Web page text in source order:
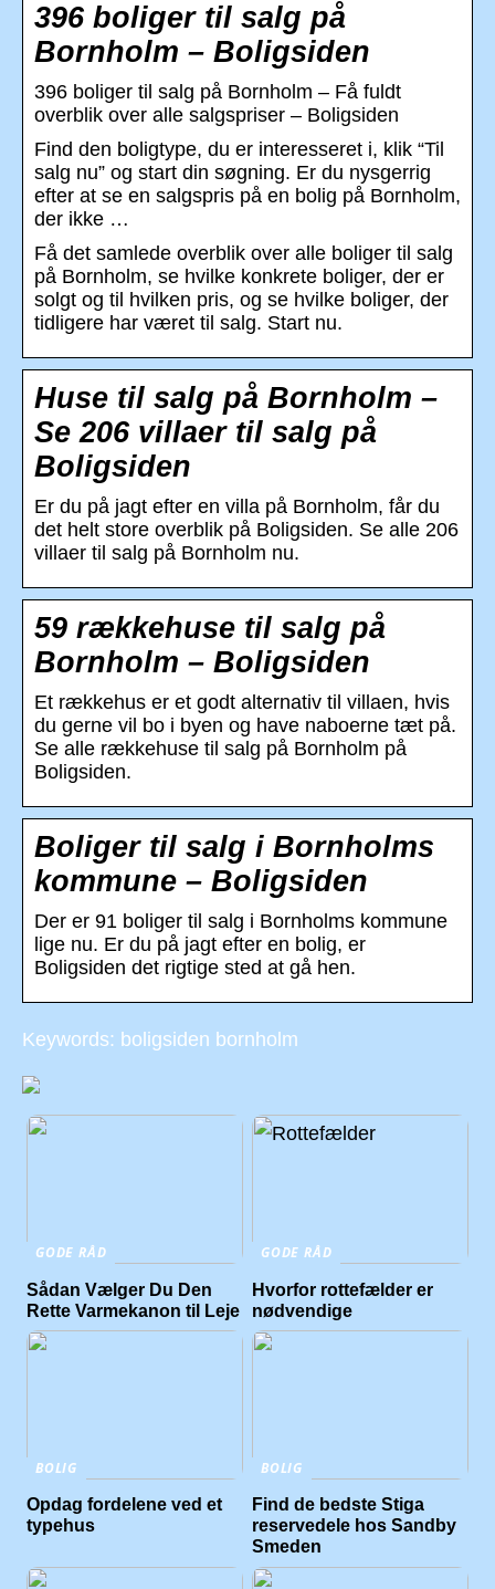
396 boliger til salg på
Bornholm – Boligsiden
396 boliger til salg på Bornholm – Få fuldt
overblik over alle salgspriser – Boligsiden
Find den boligtype, du er interesseret i, klik “Til
salg nu” og start din søgning. Er du nysgerrig
efter at se en salgspris på en bolig på Bornholm,
der ikke …
Få det samlede overblik over alle boliger til salg
på Bornholm, se hvilke konkrete boliger, der er
solgt og til hvilken pris, og se hvilke boliger, der
tidligere har været til salg. Start nu.
Huse til salg på Bornholm –
Se 206 villaer til salg på
Boligsiden
Er du på jagt efter en villa på Bornholm, får du
det helt store overblik på Boligsiden. Se alle 206
villaer til salg på Bornholm nu.
59 rækkehuse til salg på
Bornholm – Boligsiden
Et rækkehus er et godt alternativ til villaen, hvis
du gerne vil bo i byen og have naboerne tæt på.
Se alle rækkehuse til salg på Bornholm på
Boligsiden.
Boliger til salg i Bornholms
kommune – Boligsiden
Der er 91 boliger til salg i Bornholms kommune
lige nu. Er du på jagt efter en bolig, er
Boligsiden det rigtige sted at gå hen.
Keywords: boligsiden bornholm
GODE RÅD
Sådan Vælger Du Den
Rette Varmekanon til Leje
GODE RÅD
Hvorfor rottefælder er
nødvendige
BOLIG
Opdag fordelene ved et
typehus
BOLIG
Find de bedste Stiga
reservedele hos Sandby
Smeden